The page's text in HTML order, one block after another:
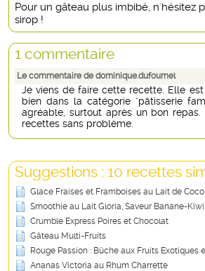
Pour un gâteau plus imbibé, n'hésitez
sirop !
1 commentaire
Le commentaire de dominique.dufournel
Je viens de faire cette recette. Elle
bien dans la catégorie "pâtisserie
agréable, surtout après un bon
recettes sans problème.
Suggestions : 10 recettes
Glace Fraises et Framboises au Lait de Coco
Smoothie au Lait Gloria, Saveur Banane-
Crumble Express Poires et Chocolat
Gâteau Multi-Fruits
Rouge Passion : Bûche aux Fruits Exotiques
Ananas Victoria au Rhum Charrette